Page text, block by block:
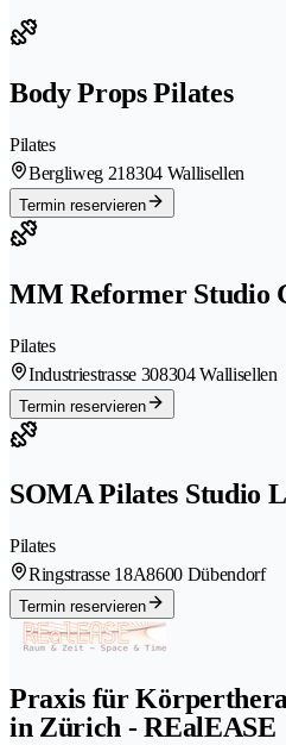
Body Props Pilates
Pilates
Bergliweg 218304 Wallisellen
Termin reservieren
MM Reformer Studio
Pilates
Industriestrasse 308304 Wallisellen
Termin reservieren
SOMA Pilates Studio
Pilates
Ringstrasse 18A8600 Dübendorf
Termin reservieren
Praxis für
in Zürich - REalEASE